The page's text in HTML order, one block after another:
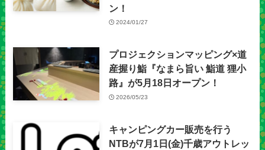
ン！
2024/01/27
プロジェクションマッピング×道
産握り鮨『なまら旨い 鮨道 狸小
路』が5月18日オープン！
2026/05/23
キャンピングカー販売を行う
NTBが7月1日(金)千歳アウトレッ